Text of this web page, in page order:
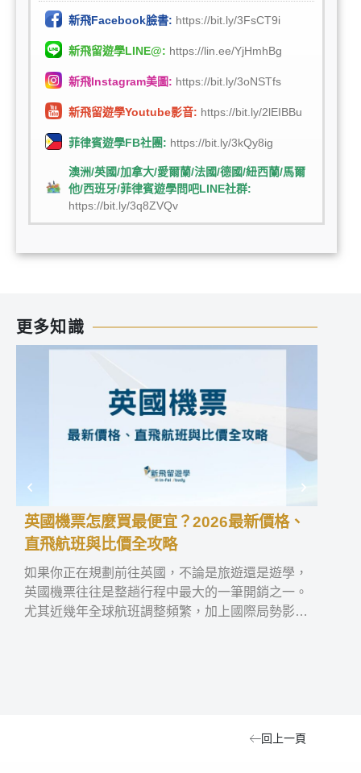
新飛Facebook臉書: https://bit.ly/3FsCT9i
新飛留遊學LINE@: https://lin.ee/YjHmhBg
新飛Instagram美圖: https://bit.ly/3oNSTfs
新飛留遊學Youtube影音: https://bit.ly/2lEIBBu
菲律賓遊學FB社團: https://bit.ly/3kQy8ig
澳洲/英國/加拿大/愛爾蘭/法國/德國/紐西蘭/馬爾
他/西班牙/菲律賓遊學問吧LINE社群:
https://bit.ly/3q8ZVQv
更多知識
英國機票怎麼買最便宜？2026最新價格、
直飛航班與比價全攻略
如果你正在規劃前往英國，不論是旅遊還是遊學，
英國機票往往是整趟行程中最大的一筆開銷之一。
尤其近幾年全球航班調整頻繁，加上國際局勢影響
回上一頁